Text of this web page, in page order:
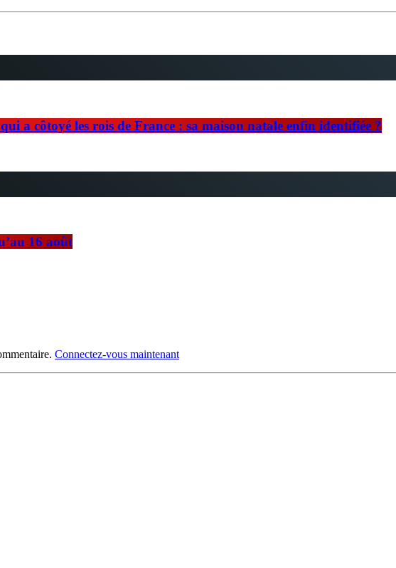
a côtoyé les rois de France : sa maison natale enfin identifiée ?
16 août
Connectez-vous maintenant